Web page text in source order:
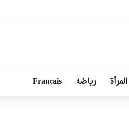
المرأة رياضة Français